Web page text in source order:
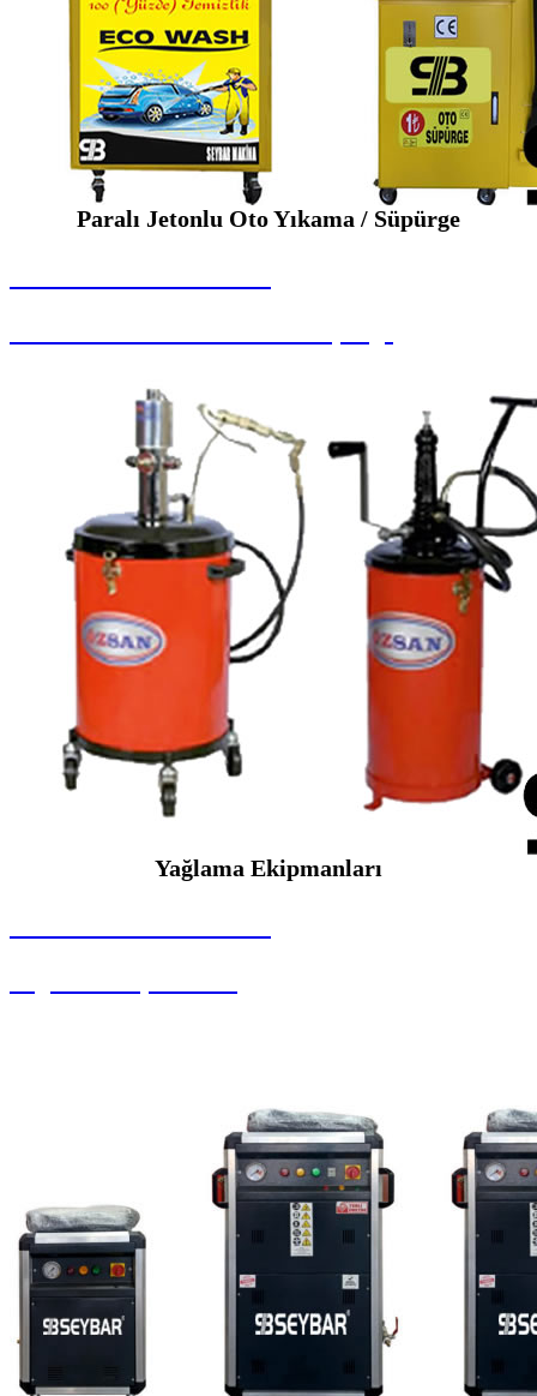
Paralı Jetonlu Oto Yıkama / Süpürge
Yağlama Ekipmanları